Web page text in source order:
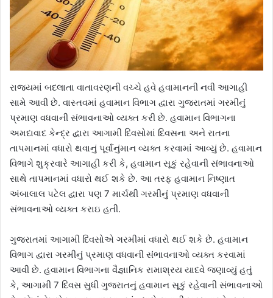
રાજ્યમાં બદલાતા વાતાવરણની વચ્ચે હવે હવામાનની નવી આગાહી
સામે આવી છે. વાસ્તવમાં હવામાન વિભાગ દ્વારા ગુજરાતમાં ગરમીનું
પ્રમાણ વધવાની સંભાવનાઓ વ્યક્ત કરી છે. હવામાન વિભાગના
અમદાવાદ કેન્દ્ર દ્વારા આગામી દિવસોમાં દિવસના અને રાતના
તાપમાનમાં વધારો થવાનું પૂર્વાનુંમાન વ્યક્ત કરવામાં આવ્યું છે. હવામાન
વિભાગે શુક્રવારે આગાહી કરી કે, હવામાન સૂકું રહેવાની સંભાવનાઓ
સાથે તાપમાનમાં વધારો થઈ શકે છે. આ તરફ હવામાન નિષ્ણાત
અંબાલાલ પટેલ દ્વારા પણ 7 માર્ચથી ગરમીનું પ્રમાણ વધવાની
સંભાવનાઓ વ્યક્ત કરાઇ હતી.
ગુજરાતમાં આગામી દિવસોએ ગરમીમાં વધારો થઈ શકે છે. હવામાન
વિભાગ દ્વારા ગરમીનું પ્રમાણ વધવાની સંભાવનાઓ વ્યક્ત કરવામાં
આવી છે. હવામાન વિભાગના વૈજ્ઞાનિક રામાશ્રય યાદવે જણાવ્યું હતું
કે, આગામી 7 દિવસ સુધી ગુજરાતનું હવામાન સૂકું રહેવાની સંભાવનાઓ